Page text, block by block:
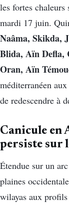
les fortes
mardi 17 juin.
Naâma, Skikda,
Blida, Aïn Defla,
Oran, Aïn
méditerranéen
de redescendre à
Canicule en
persiste sur
Étendue sur un
plaines
wilayas aux